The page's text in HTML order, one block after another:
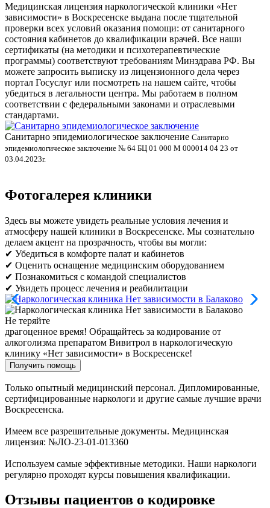
Медицинская лицензия наркологической клиники «Нет
зависимости» в Воскресенске выдана после тщательной
проверки всех условий оказания помощи: от санитарного
состояния кабинетов до квалификации врачей. Все наши
сертификаты (на методики и психотерапевтические
программы) соответствуют требованиям Минздрава РФ. Вы
можете запросить выписку из лицензионного дела через
портал Госуслуг или посмотреть на нашем сайте, чтобы
убедиться в легальности центра. Мы работаем в полном
соответствии с федеральными законами и отраслевыми
стандартами.
Санитарно эпидемиологическое заключение Санитарно
эпидемиологическое заключение № 64 БЦ 01 000 М 000014 04 23 от
03.04.2023г.
Фотогалерея клиники
Здесь вы можете увидеть реальные условия лечения и
атмосферу нашей клиники в Воскресенске. Мы сознательно
делаем акцент на прозрачность, чтобы вы могли:
✔ Убедиться в комфорте палат и кабинетов
✔ Оценить оснащение медицинским оборудованием
✔ Познакомиться с командой специалистов
✔ Увидеть процесс лечения и реабилитации
Не теряйте
драгоценное время! Обращайтесь за кодирование от
алкоголизма препаратом Вивитрол в наркологическую
клинику «Нет зависимости» в Воскресенске!
Получить помощь
Только опытный медицинский персонал. Дипломированные,
сертифицированные наркологи и другие самые лучшие врачи
Воскресенска.
Имеем все разрешительные документы. Медицинская
лицензия: №ЛО-23-01-013360
Используем самые эффективные методики. Наши наркологи
регулярно проходят курсы повышения квалификации.
Отзывы пациентов о кодировке